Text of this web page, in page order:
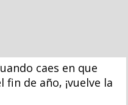
caes en que
fin de año, ¡vuelve la